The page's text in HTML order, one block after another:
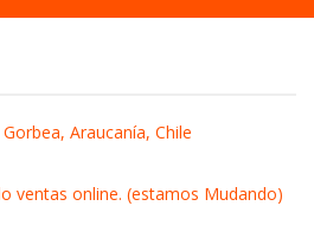
Araucanía, Chile
ventas online. (estamos Mudando)